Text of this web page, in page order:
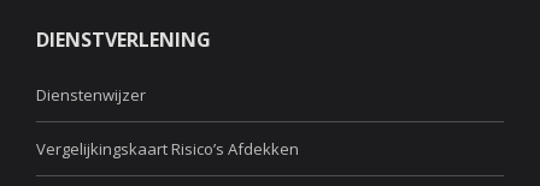
DIENSTVERLENING
Dienstenwijzer
Vergelijkingskaart Risico’s Afdekken